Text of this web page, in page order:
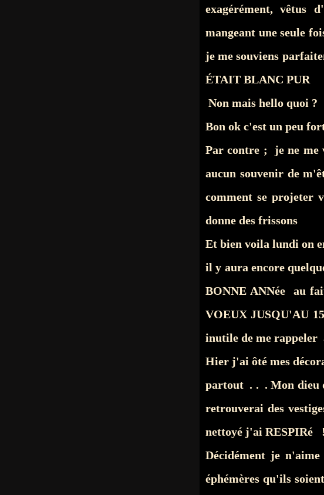
exagérément, vêtus
mangeant une seule
je me souviens
ÉTAIT BLANC PUR
Non mais hello quoi ?
Bon ok c'est un peu
Par contre ; je ne me
aucun souvenir de
comment se projeter
donne des frissons
Et bien voila lundi on
il y aura encore
BONNE ANNée au
VOEUX JUSQU'AU
inutile de me rappeler
Hier j'ai ôté mes
partout . . . Mon dieu
retrouverai des
nettoyé j'ai RESPIRé !
Décidément je
éphémères qu'ils